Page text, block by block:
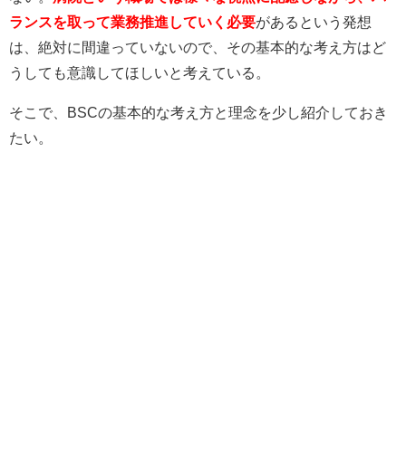
ランスを取って業務推進していく必要があるという発想
は、絶対に間違っていないので、その基本的な考え方はど
うしても意識してほしいと考えている。
そこで、BSCの基本的な考え方と理念を少し紹介しておき
たい。